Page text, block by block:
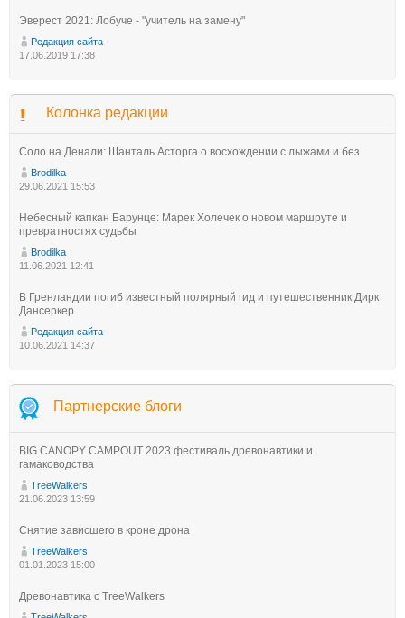
Эверест 2021: Лобуче - "учитель на замену"
Редакция сайта
17.06.2019 17:38
Колонка редакции
Соло на Денали: Шанталь Асторга о восхождении с лыжами и без
Brodilka
29.06.2021 15:53
Небесный капкан Барунце: Марек Холечек о новом маршруте и
превратностях судьбы
Brodilka
11.06.2021 12:41
В Гренландии погиб известный полярный гид и путешественник Дирк
Дансеркер
Редакция сайта
10.06.2021 14:37
Партнерские блоги
BIG CANOPY CAMPOUT 2023 фестиваль древонавтики и
гамаководства
TreeWalkers
21.06.2023 13:59
Снятие зависшего в кроне дрона
TreeWalkers
01.01.2023 15:00
Древонавтика с TreeWalkers